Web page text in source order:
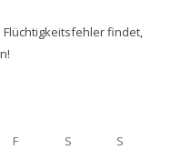
findet,
F S
S